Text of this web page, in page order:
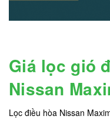
Giá lọc gió
Nissan
Lọc điều hòa Nissan